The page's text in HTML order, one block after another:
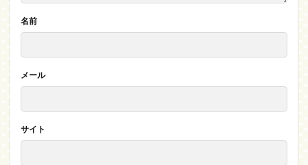
名前
メール
サイト